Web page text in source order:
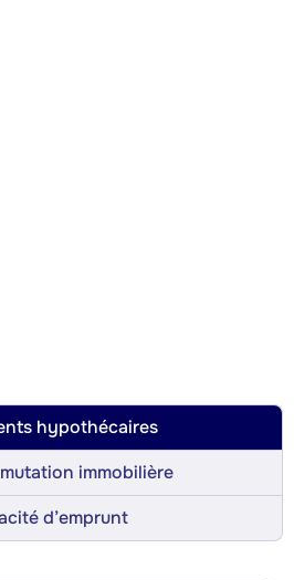
hypothécaires
immobilière
d’emprunt